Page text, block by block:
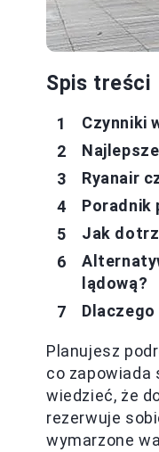
Spis treści
Czynniki
Ryanair
Poradnik
Jak
lądową?
Planujesz
co zapowiada
wiedzieć, że
rezerwuje
wymarzone